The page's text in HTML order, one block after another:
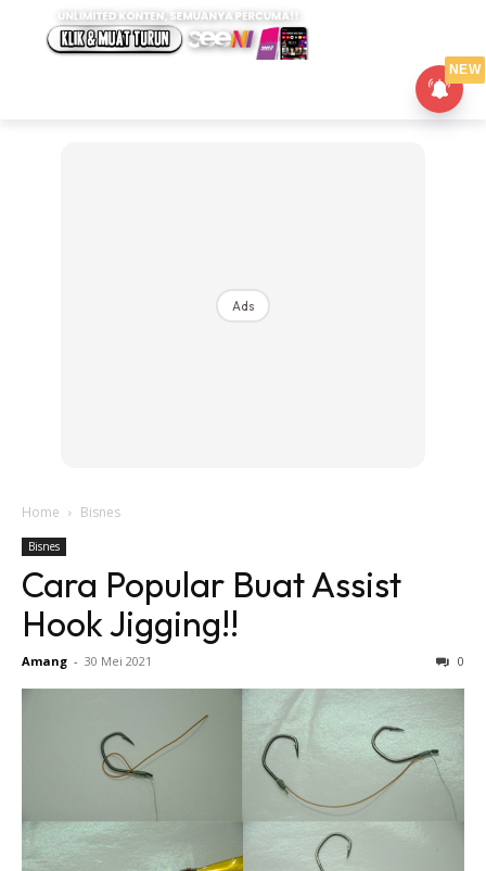
Ads
Home Bisnes
Bisnes
Cara Popular Buat Assist
Hook Jigging!!
Amang - 30 Mei 2021 0
NEW